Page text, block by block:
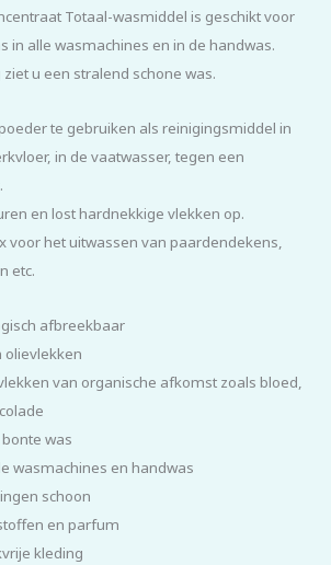
Totaal-wasmiddel is geschikt voor
in alle wasmachines en in de handwas.
u een stralend schone was.
te gebruiken als reinigingsmiddel in
in de vaatwasser, tegen een
en lost hardnekkige vlekken op.
voor het uitwassen van paardendekens,
etc.
afbreekbaar
olievlekken
van organische afkomst zoals bloed,
was
wasmachines en handwas
schoon
en parfum
kleding